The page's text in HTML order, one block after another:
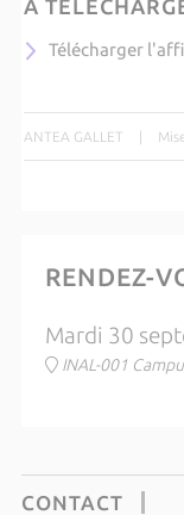
À
Télécharger
ANTEA GALLET |
RENDEZ-
Mardi 30
INAL-001
CONTACT